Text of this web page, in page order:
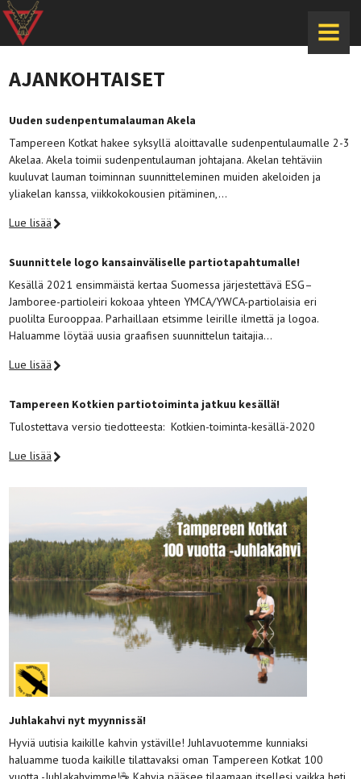
MENU
AJANKOHTAISET
Uuden sudenpentumalauman Akela
Tampereen Kotkat hakee syksyllä aloittavalle sudenpentulaumalle 2-3
Akelaa. Akela toimii sudenpentulauman johtajana. Akelan tehtäviin
kuuluvat lauman toiminnan suunnitteleminen muiden akeloiden ja
yliakelan kanssa, viikkokokousien pitäminen,…
Lue lisää
Suunnittele logo kansainväliselle partiotapahtumalle!
Kesällä 2021 ensimmäistä kertaa Suomessa järjestettävä ESG–
Jamboree-partioleiri kokoaa yhteen YMCA/YWCA-partiolaisia eri
puolilta Eurooppaa. Parhaillaan etsimme leirille ilmettä ja logoa.
Haluamme löytää uusia graafisen suunnittelun taitajia…
Lue lisää
Tampereen Kotkien partiotoiminta jatkuu kesällä!
Tulostettava versio tiedotteesta: Kotkien-toiminta-kesällä-2020
Lue lisää
Juhlakahvi nyt myynnissä!
Hyviä uutisia kaikille kahvin ystäville! Juhlavuotemme kunniaksi
haluamme tuoda kaikille tilattavaksi oman Tampereen Kotkat 100